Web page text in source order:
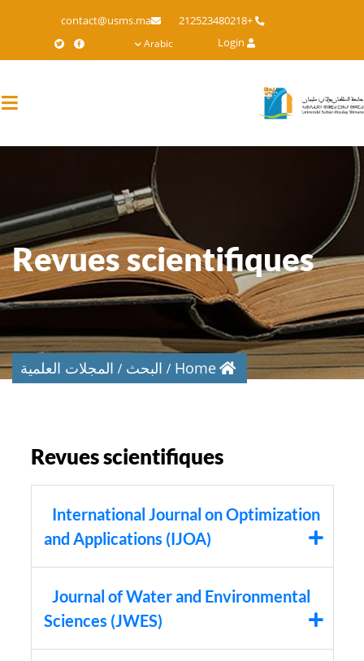
main
+212523480218
contact@usms.ma
Login
Arabic
Revues scientifiques
Home البحث المجلات العلمية
Revues scientifiques
International Journal on Optimization
and Applications (IJOA)
Journal of Water and Environmental
Sciences (JWES)